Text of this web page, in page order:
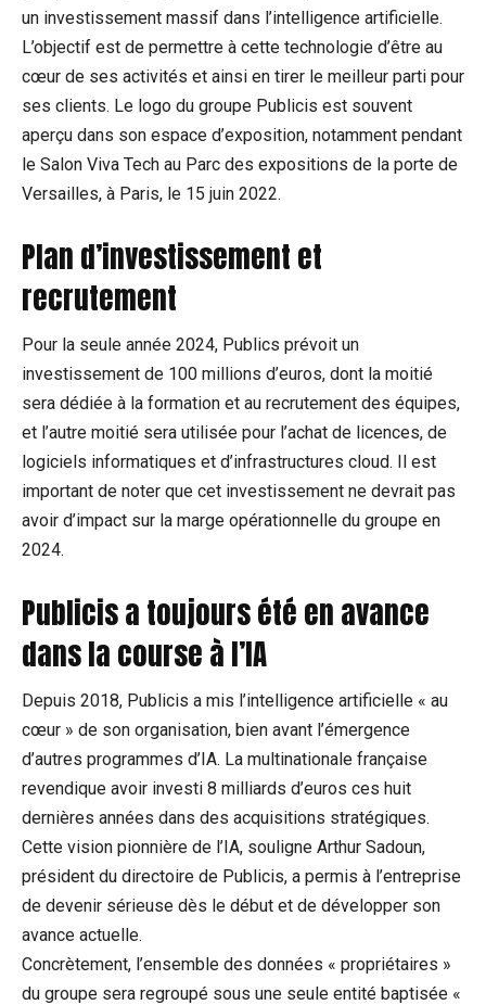
un investissement massif dans l’intelligence artificielle.
L’objectif est de permettre à cette technologie d’être au
cœur de ses activités et ainsi en tirer le meilleur parti pour
ses clients. Le logo du groupe Publicis est souvent
aperçu dans son espace d’exposition, notamment pendant
le Salon Viva Tech au Parc des expositions de la porte de
Versailles, à Paris, le 15 juin 2022.
Plan d’investissement et
recrutement
Pour la seule année 2024, Publics prévoit un
investissement de 100 millions d’euros, dont la moitié
sera dédiée à la formation et au recrutement des équipes,
et l’autre moitié sera utilisée pour l’achat de licences, de
logiciels informatiques et d’infrastructures cloud. Il est
important de noter que cet investissement ne devrait pas
avoir d’impact sur la marge opérationnelle du groupe en
2024.
Publicis a toujours été en avance
dans la course à l’IA
Depuis 2018, Publicis a mis l’intelligence artificielle « au
cœur » de son organisation, bien avant l’émergence
d’autres programmes d’IA. La multinationale française
revendique avoir investi 8 milliards d’euros ces huit
dernières années dans des acquisitions stratégiques.
Cette vision pionnière de l’IA, souligne Arthur Sadoun,
président du directoire de Publicis, a permis à l’entreprise
de devenir sérieuse dès le début et de développer son
avance actuelle.
Concrètement, l’ensemble des données « propriétaires »
du groupe sera regroupé sous une seule entité baptisée «